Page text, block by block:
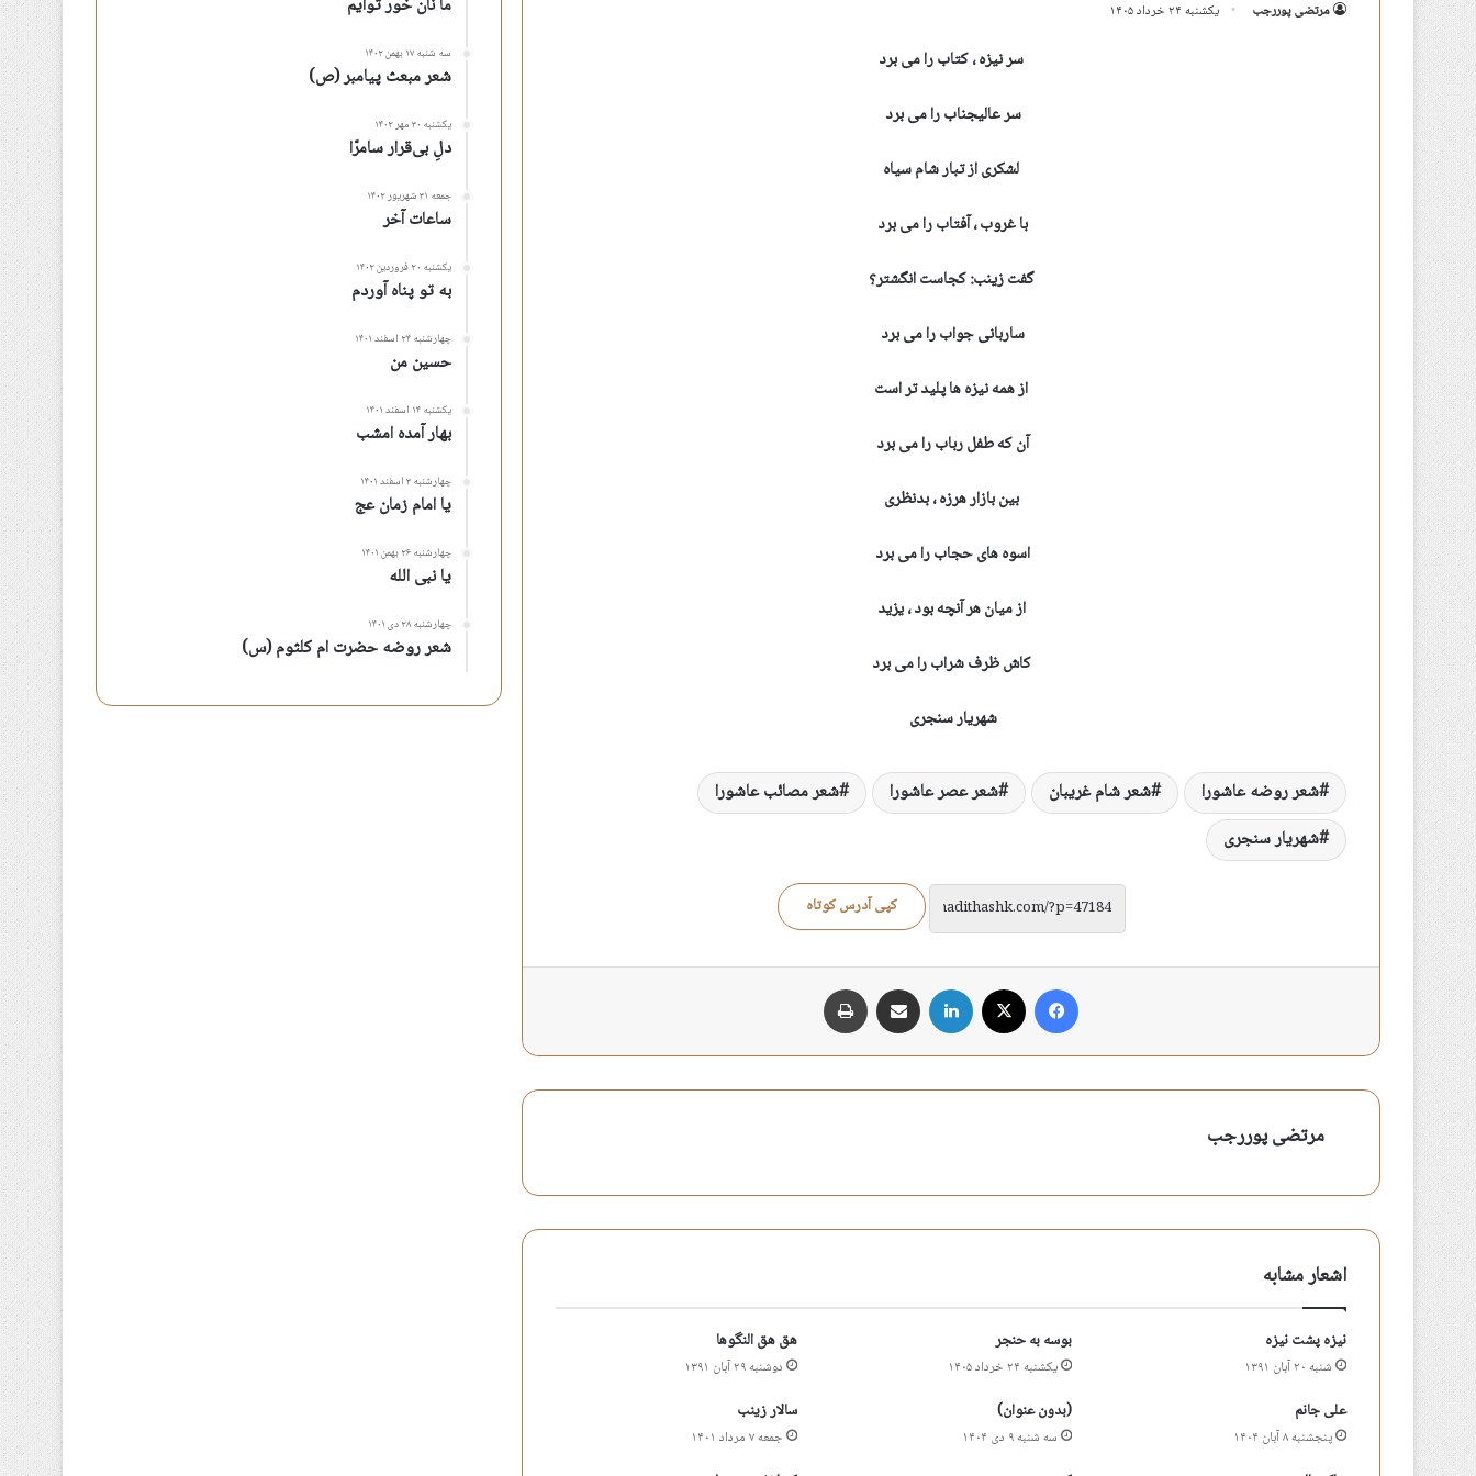
مرتضی پوررجب یکشنبه ۲۴ خرداد ۱۴۰۵
سر نیزه ، کتاب را می برد
سر عالیجناب را می برد
لشکری از تبار شام سیاه
با غروب ، آفتاب را می برد
گفت زینب: کجاست انگشتر؟
ساربانی جواب را می برد
از همه نیزه ها پلید تر است
آن که طفل رباب را می برد
بین بازار هرزه ، بدنظری
اسوه های حجاب را می برد
از میان هر آنچه بود ، یزید
کاش ظرف شراب را می برد
شهریار سنجری
شعر روضه عاشورا شعر شام غریبان شعر عصر عاشورا
شعر مصائب عاشورا
شهریار سنجری
کپی آدرس کوتاه
فیس بوک لینکدین اشتراک گذاری از طریق ایمیل
مرتضی پوررجب
اشعار مشابه
نیزه پشت نیزه
شنبه ۲۰ آبان ۱۳۹۱
بوسه به حنجر
یکشنبه ۲۴ خرداد ۱۴۰۵
هق هق النگوها
دوشنبه ۲۹ آبان ۱۳۹۱
علی جانم
پنجشنبه ۸ آبان ۱۴۰۴
(بدون عنوان)
سه شنبه ۹ دی ۱۴۰۴
سالار زینب
جمعه ۷ مرداد ۱۴۰۱
ما نان خور توأیم
سه شنبه ۱۷ بهمن ۱۴۰۲
شعر مبعث پیامبر (ص)
یکشنبه ۳۰ مهر ۱۴۰۲
دلِ بی‌قرار سامرّا
جمعه ۳۱ شهریور ۱۴۰۲
ساعات آخر
یکشنبه ۲۰ فروردین ۱۴۰۲
به تو پناه آوردم
چهارشنبه ۲۴ اسفند ۱۴۰۱
حسین من
یکشنبه ۱۴ اسفند ۱۴۰۱
بهار آمده امشب
چهارشنبه ۳ اسفند ۱۴۰۱
یا امام زمان عج
چهارشنبه ۲۶ بهمن ۱۴۰۱
یا نبی الله
چهارشنبه ۲۸ دی ۱۴۰۱
شعر روضه حضرت ام کلثوم (س)